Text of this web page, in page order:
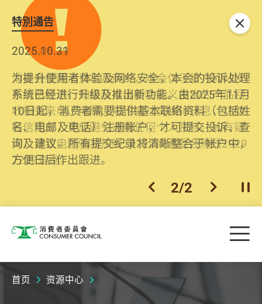
特別通告
2026.06.29
消委会提醒消费者及商户，本会仅于官方网站发
布消费警示。如接获以消委会名义发出的产品回
收相关来电、电邮、短讯或社交媒体讯息，切勿
轻信回应，更应避免透露任何个人资料。如有疑
问，请致电防骗易热线18222或消委会热线2929
2222查询。
2025.10.31
为提升使用者体验及网络安全，本会的投诉处理
系统已经进行升级及推出新功能。由2025年11月
10日起，消费者需要提供基本联络资料（包括姓
名、电邮及电话）注册帐户，才可提交投诉、查
询及建议。所有提交纪录将清晰整合于帐户中，
方便日后作出跟进。
上一个
2/2 下一个开
关闭
消费者委员会 目
首页 资源中心